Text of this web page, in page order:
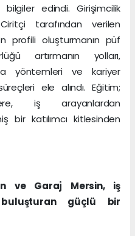
bilgiler edindi. Girişimcilik
tarafından verilen
profili oluşturmanın püf
artırmanın yolları,
yöntemleri ve kariyer
ele alındı. Eğitim;
iş arayanlardan
bir katılımcı kitlesinden
ve Garaj Mersin, iş
güçlü bir